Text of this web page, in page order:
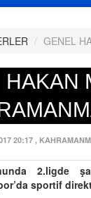
/ GENEL
HAKAN
20:17,
2.ligde
sportif